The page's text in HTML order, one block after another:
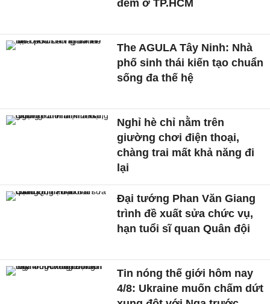
đêm ở TP.HCM
The AGULA Tây Ninh: Nhà
phố sinh thái kiến tạo chuẩn
sống đa thế hệ
Nghỉ hè chỉ nằm trên
giường chơi điện thoại,
chàng trai mất khả năng đi
lại
Đại tướng Phan Văn Giang
trình đề xuất sửa chức vụ,
hạn tuổi sĩ quan Quân đội
Tin nóng thế giới hôm nay
4/8: Ukraine muốn chấm dứt